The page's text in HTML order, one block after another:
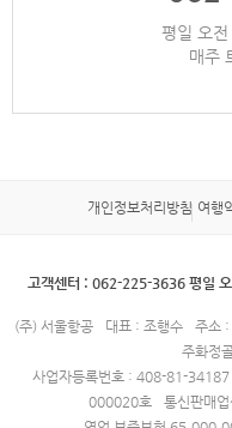
평일 오
매주
개인정보처리방침 여행
고객센터 : 062-225-3636 평일
(주) 서울항공 대표 : 조행수
주소
주화정
사업자등록번호 : 408-81-34187
000020호
통신판매